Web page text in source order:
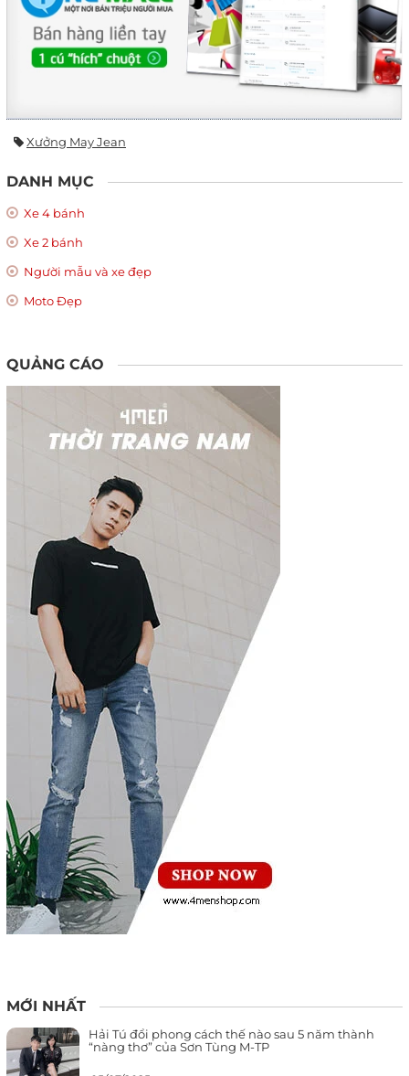
Xưởng May Jean
DANH MỤC
Xe 4 bánh
Xe 2 bánh
Người mẫu và xe đẹp
Moto Đẹp
QUẢNG CÁO
MỚI NHẤT
Hải Tú đổi phong cách thế nào sau 5 năm thành
“nàng thơ” của Sơn Tùng M-TP